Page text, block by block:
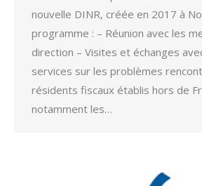
nouvelle DINR, créée en 2017 à
programme : – Réunion avec les
direction – Visites et échanges
services sur les problèmes
résidents fiscaux établis hors de
notamment les…